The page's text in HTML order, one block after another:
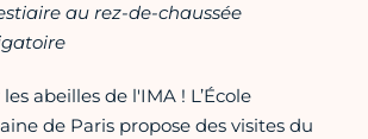
au rez-de-chaussée
abeilles de l'IMA ! L’École
de Paris propose des visites du